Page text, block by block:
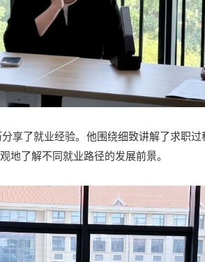
享了就业经验。他围绕细致讲解了求职
地了解不同就业路径的发展前景。